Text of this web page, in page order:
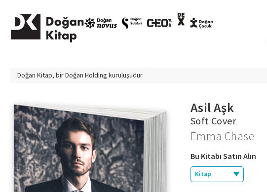
Doğan Kitap, birDoğan Holding kuruluşudur.
Asil Aşk
Soft Cover
Emma Chase
Bu Kitabı Satın Alın
Kitap